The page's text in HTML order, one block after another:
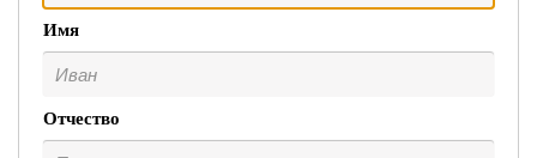
Имя
Отчество